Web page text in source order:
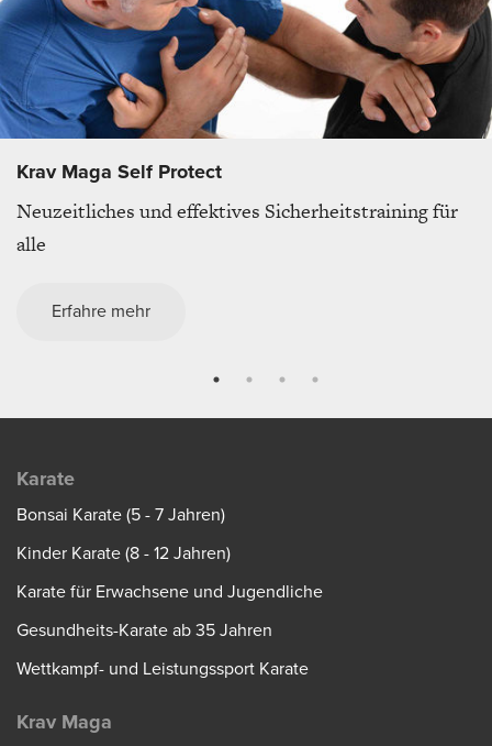
Krav Maga Self Protect
Neuzeitliches und effektives Sicherheitstraining für
alle
Erfahre mehr
Karate
Bonsai Karate (5 - 7 Jahren)
Kinder Karate (8 - 12 Jahren)
Karate für Erwachsene und Jugendliche
Gesundheits-Karate ab 35 Jahren
Wettkampf- und Leistungssport Karate
Krav Maga